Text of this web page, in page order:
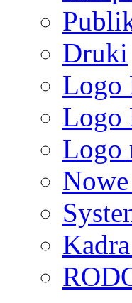
Druki
Logo
Logo
Logo